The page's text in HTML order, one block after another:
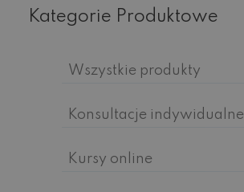
Kategorie Produktowe
Wszystkie produkty
Konsultacje indywidualne
Kursy online